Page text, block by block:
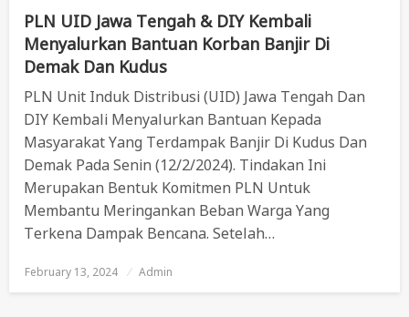
PLN UID Jawa Tengah & DIY Kembali
Menyalurkan Bantuan Korban Banjir Di
Demak Dan Kudus
PLN Unit Induk Distribusi (UID) Jawa Tengah Dan
DIY Kembali Menyalurkan Bantuan Kepada
Masyarakat Yang Terdampak Banjir Di Kudus Dan
Demak Pada Senin (12/2/2024). Tindakan Ini
Merupakan Bentuk Komitmen PLN Untuk
Membantu Meringankan Beban Warga Yang
Terkena Dampak Bencana. Setelah…
Posted
February 13, 2024 Admin